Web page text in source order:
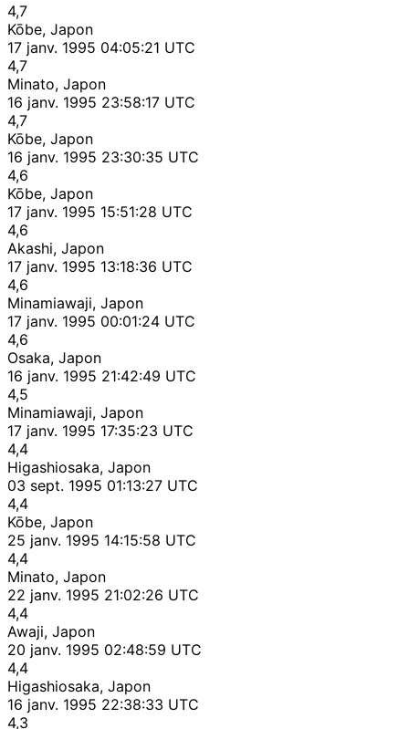
4,7
Kōbe, Japon
17 janv. 1995 04:05:21 UTC
4,7
Minato, Japon
16 janv. 1995 23:58:17 UTC
4,7
Kōbe, Japon
16 janv. 1995 23:30:35 UTC
4,6
Kōbe, Japon
17 janv. 1995 15:51:28 UTC
4,6
Akashi, Japon
17 janv. 1995 13:18:36 UTC
4,6
Minamiawaji, Japon
17 janv. 1995 00:01:24 UTC
4,6
Osaka, Japon
16 janv. 1995 21:42:49 UTC
4,5
Minamiawaji, Japon
17 janv. 1995 17:35:23 UTC
4,4
Higashiosaka, Japon
03 sept. 1995 01:13:27 UTC
4,4
Kōbe, Japon
25 janv. 1995 14:15:58 UTC
4,4
Minato, Japon
22 janv. 1995 21:02:26 UTC
4,4
Awaji, Japon
20 janv. 1995 02:48:59 UTC
4,4
Higashiosaka, Japon
16 janv. 1995 22:38:33 UTC
4,3